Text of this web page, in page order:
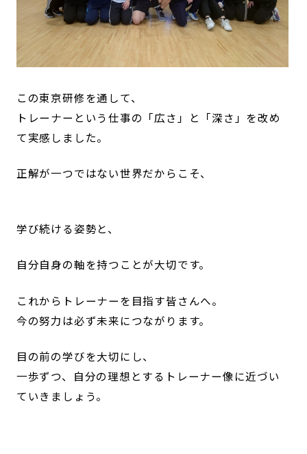
この東京研修を通して、
トレーナーという仕事の「広さ」と「深さ」を改め
て実感しました。
正解が一つではない世界だからこそ、
学び続ける姿勢と、
自分自身の軸を持つことが大切です。
これからトレーナーを目指す皆さんへ。
今の努力は必ず未来につながります。
目の前の学びを大切にし、
一歩ずつ、自分の理想とするトレーナー像に近づい
ていきましょう。